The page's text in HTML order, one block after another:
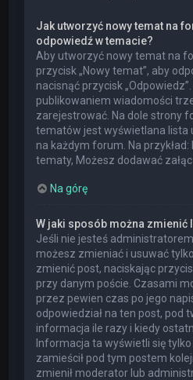
Jak utworzyć nowy temat na
odpowiedź w temacie?
Aby utworzyć nowy temat na
przycisk „Nowy temat”, aby
nacisnąć przycisk
publikowaniem wiadomości
zarejestrować. Na dole strony
tematów jest wyświetlana lista
na każdym forum. Na
tematy, Możesz dodawać
Na górę
W jaki sposób można zmienić
Jeśli nie jesteś
możesz zmieniać i usuwać
zmienić post, naciskając
przy danym poście. Czasami
przez pewien czas po jego
odpowiedział na ten post, pod
informacja ile razy i kiedy
Informacja ta wyświetli się
zamieścił pod tym postem
zmienił moderator lub